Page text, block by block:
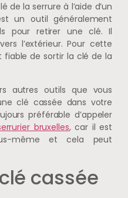
de la serrure à l’aide d’un
un outil généralement
pour retirer une clé. Il
l’extérieur. Pour cette
fiable de sortir la clé de la
autres outils que vous
clé cassée dans votre
préférable d’appeler
bruxelles, car il est
même et cela peut
cassée